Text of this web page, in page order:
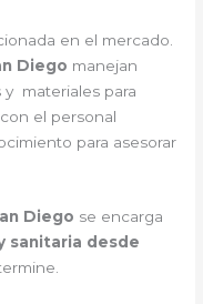
en el mercado.
Diego manejan
materiales para
el personal
para asesorar
Diego se encarga
sanitaria desde